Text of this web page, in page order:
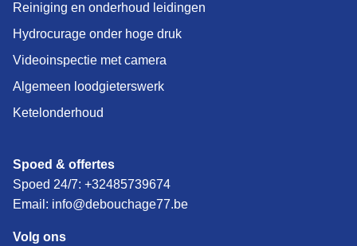
Reiniging en onderhoud leidingen
Hydrocurage onder hoge druk
Videoinspectie met camera
Algemeen loodgieterswerk
Ketelonderhoud
Spoed & offertes
Spoed 24/7: +32485739674
Email: info@debouchage77.be
Volg ons